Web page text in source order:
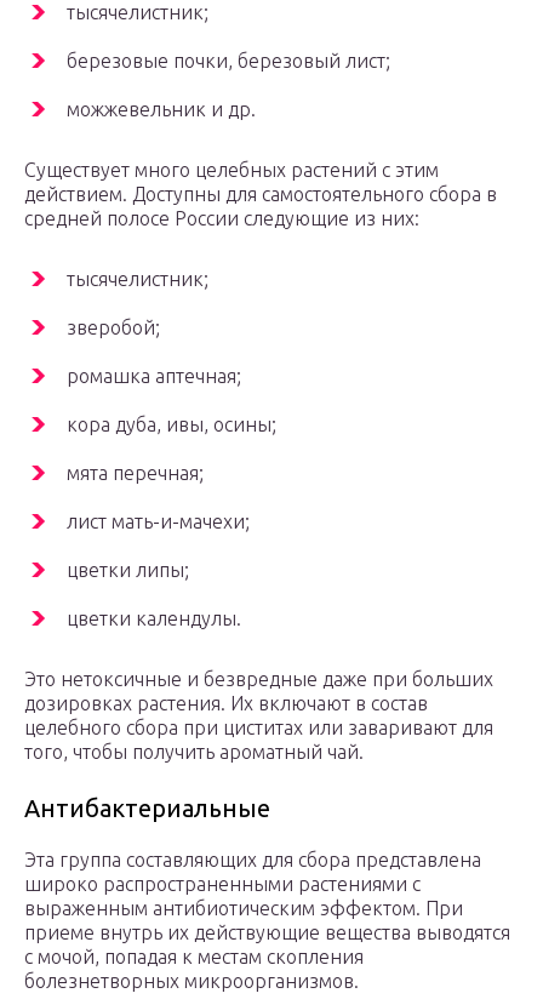
тысячелистник;
березовые почки, березовый лист;
можжевельник и др.
Существует много целебных растений с этим
действием. Доступны для самостоятельного сбора в
средней полосе России следующие из них:
тысячелистник;
зверобой;
ромашка аптечная;
кора дуба, ивы, осины;
мята перечная;
лист мать-и-мачехи;
цветки липы;
цветки календулы.
Это нетоксичные и безвредные даже при больших
дозировках растения. Их включают в состав
целебного сбора при циститах или заваривают для
того, чтобы получить ароматный чай.
Антибактериальные
Эта группа составляющих для сбора представлена
широко распространенными растениями с
выраженным антибиотическим эффектом. При
приеме внутрь их действующие вещества выводятся
с мочой, попадая к местам скопления
болезнетворных микроорганизмов.